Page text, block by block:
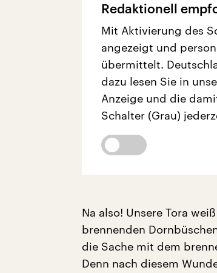
Redaktionell
Mit Aktivierung des
angezeigt und
übermittelt.
dazu lesen Sie in
Anzeige und die
Schalter (Grau)
Na also! Unsere Tora
brennenden
die Sache mit dem
Denn nach diesem